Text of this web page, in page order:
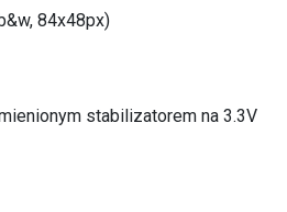
84x48px)
stabilizatorem na 3.3V